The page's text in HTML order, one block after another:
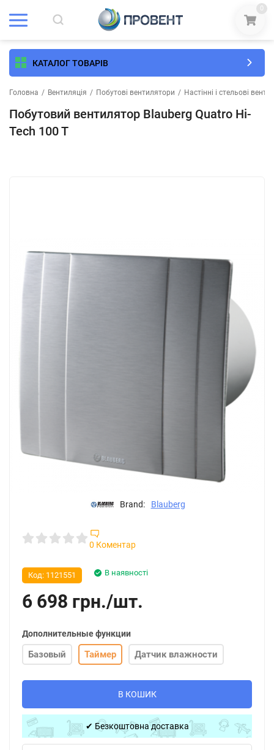
0
КАТАЛОГ ТОВАРІВ
Головна / Вентиляція / Побутові вентилятори / Настінні і стельові
Побутовий вентилятор Blauberg Quatro Hi-
Tech 100 T
Brand: Blauberg
0 Коментар
В наявності
Код: 1121551
6 698 грн./шт.
Дополнительные функции
Базовый Таймер Датчик влажности
В КОШИК
✔ Безкоштовна доставка